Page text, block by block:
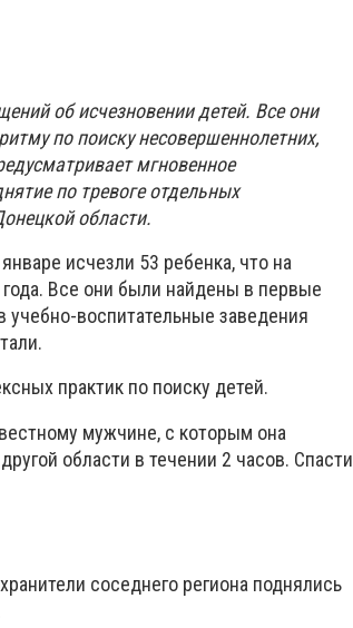
об исчезновении детей. Все они
по поиску несовершеннолетних,
мгновенное
по тревоге отдельных
области.
исчезли 53 ребенка, что на
Все они были найдены в первые
воспитательные заведения
практик по поиску детей.
мужчине, с которым она
области в течении 2 часов. Спасти
соседнего региона поднялись